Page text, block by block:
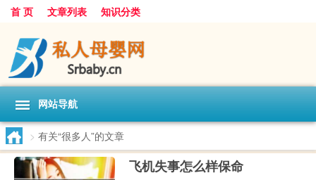
首 页 文章列表 知识分类
网站导航
> 有关“很多人”的文章
飞机失事怎么样保命